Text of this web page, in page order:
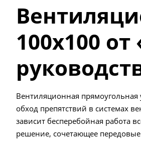
100х100
Вентиляционная
обход препятствий в системах
зависит бесперебойная работа
решение, сочетающее передовые